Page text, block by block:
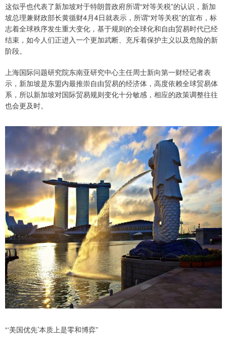
这似乎也代表了新加坡对于特朗普政府所谓“对等关税”的认识，新加
坡总理兼财政部长黄循财4月4日就表示，所谓“对等关税”的宣布，标
志着全球秩序发生重大变化，基于规则的全球化和自由贸易时代已经
结束，如今人们正进入一个更加武断、充斥着保护主义以及危险的新
阶段。
上海国际问题研究院东南亚研究中心主任周士新向第一财经记者表
示，新加坡是东盟内最推崇自由贸易的经济体，高度依赖全球贸易体
系，所以新加坡对国际贸易规则变化十分敏感，相应的政策调整往往
也会更及时。
“‘美国优先’本质上是零和博弈”